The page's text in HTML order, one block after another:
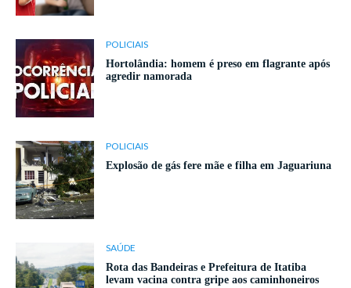
POLICIAIS
Hortolândia: homem é preso em flagrante após
agredir namorada
POLICIAIS
Explosão de gás fere mãe e filha em Jaguariuna
SAÚDE
Rota das Bandeiras e Prefeitura de Itatiba
levam vacina contra gripe aos caminhoneiros